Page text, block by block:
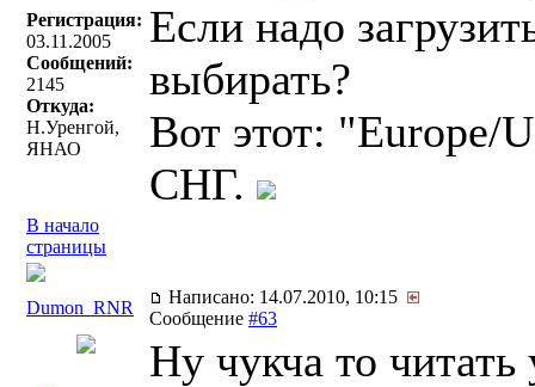
Регистрация:
03.11.2005
Сообщений:
2145
Откуда:
Н.Уренгой,
ЯНАО
Если надо
выбирать?
Вот этот: "Europe/
СНГ.
В начало
страницы
Dumon_RNR
Написано: 14.07.2010, 10:15
Сообщение #63
Ну чукча то читать